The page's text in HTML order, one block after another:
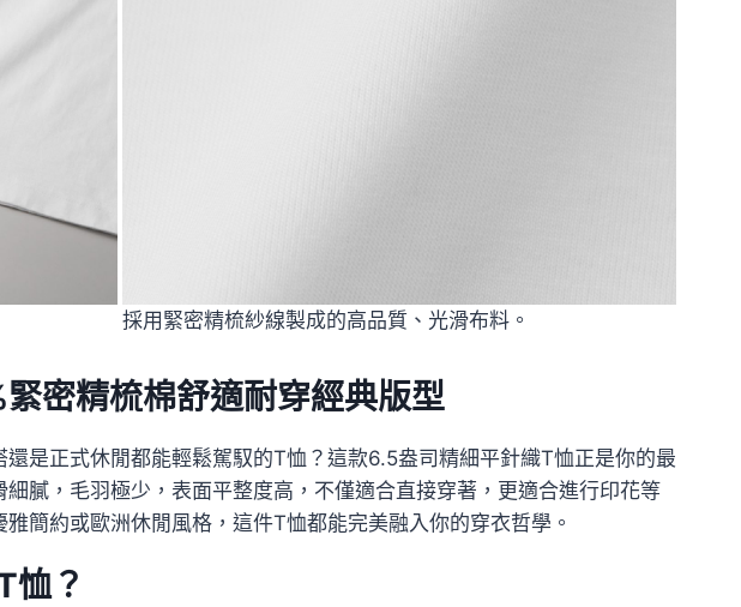
採用緊密精梳紗線製成的高品質、光滑布料。
密精梳棉舒適耐穿經典版型
是正式休閒都能輕鬆駕馭的T恤？這款6.5盎司精細平針織T恤正是你的最
膩，毛羽極少，表面平整度高，不僅適合直接穿著，更適合進行印花等
簡約或歐洲休閒風格，這件T恤都能完美融入你的穿衣哲學。
恤？